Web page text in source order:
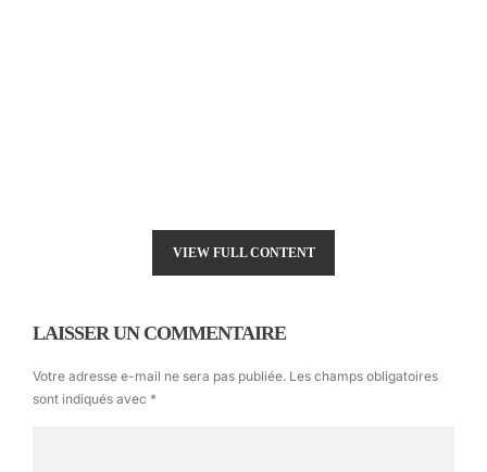
VIEW FULL CONTENT
LAISSER UN COMMENTAIRE
Votre adresse e-mail ne sera pas publiée. Les champs obligatoires
sont indiqués avec *